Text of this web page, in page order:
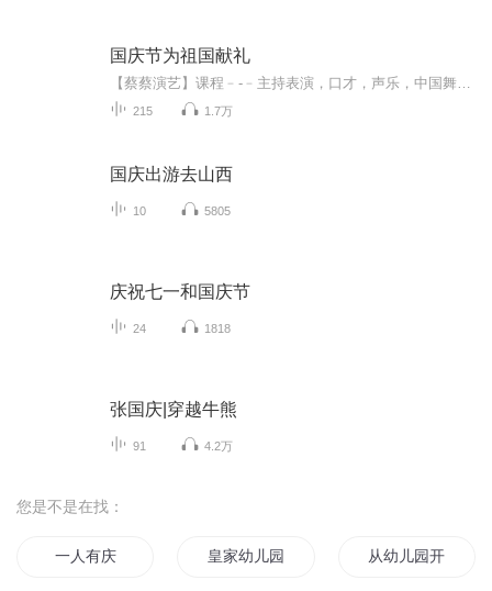
国庆节为祖国献礼
215 1.7万
国庆出游去山西
10 5805
庆祝七一和国庆节
24 1818
张国庆|穿越牛熊
91 4.2万
您是不是在找：
一人有庆 皇家幼儿园 从幼儿园开始修仙